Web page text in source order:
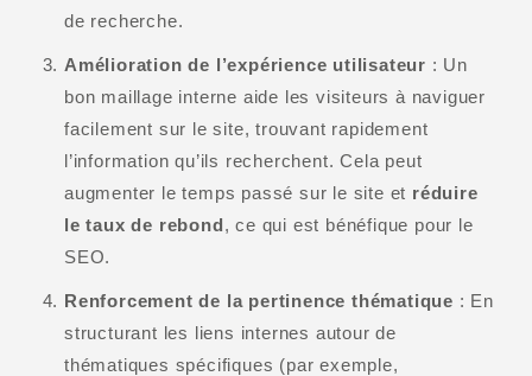
de recherche.
Amélioration de l’expérience utilisateur : Un
bon maillage interne aide les visiteurs à naviguer
facilement sur le site, trouvant rapidement
l’information qu’ils recherchent. Cela peut
augmenter le temps passé sur le site et réduire
le taux de rebond, ce qui est bénéfique pour le
SEO.
Renforcement de la pertinence thématique : En
structurant les liens internes autour de
thématiques spécifiques (par exemple,